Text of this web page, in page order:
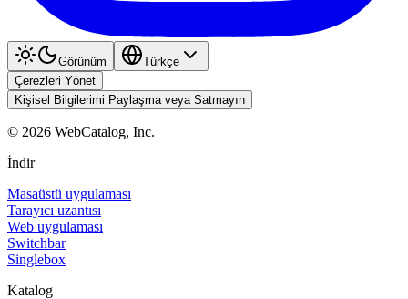
Görünüm
Türkçe
Çerezleri Yönet
Kişisel Bilgilerimi Paylaşma veya Satmayın
© 2026 WebCatalog, Inc.
İndir
Masaüstü uygulaması
Tarayıcı uzantısı
Web uygulaması
Switchbar
Singlebox
Katalog